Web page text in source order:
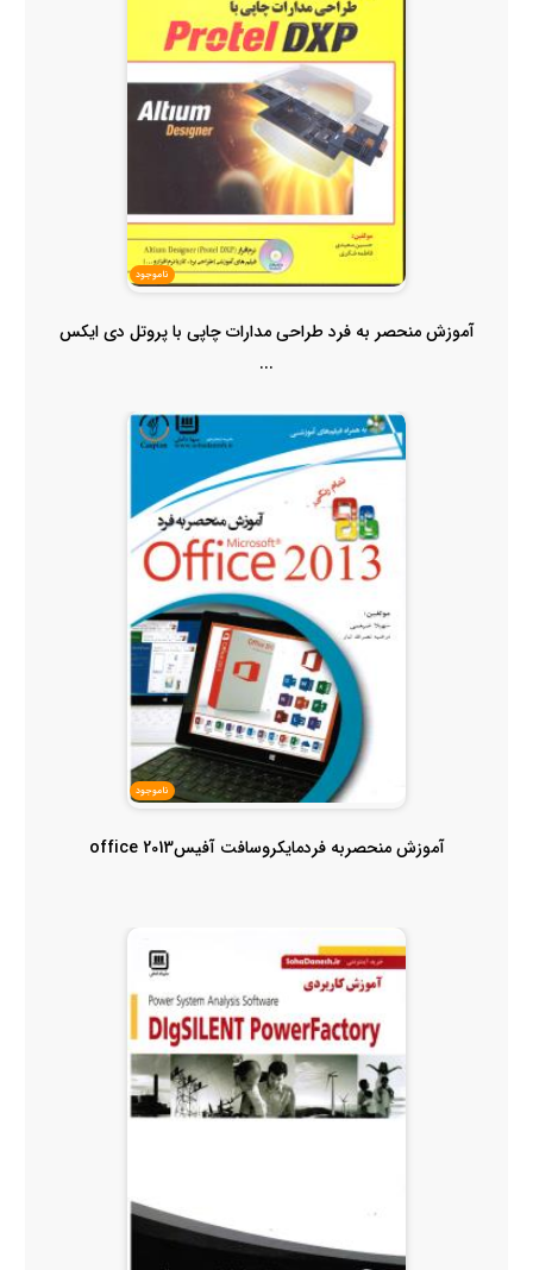
ناموجود
آموزش منحصر به فرد طراحی مدارات چاپی با پروتل دی ایکس
...
ناموجود
آموزش منحصربه فردمایکروسافت آفیس2013 office